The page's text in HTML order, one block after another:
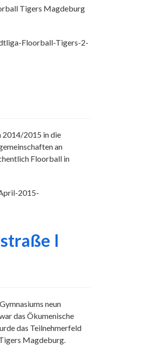
Tigers Magdeburg
Floorball-Tigers-2-
2014/2015 in die
an
Floorball in
2015-
I
neun
das Ökumenische
das Teilnehmerfeld
Magdeburg.